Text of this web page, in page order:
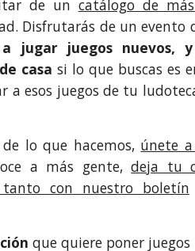
de un catálogo de
Disfrutarás de un evento
jugar juegos nuevos,
casa si lo que buscas es
a esos juegos de tu
lo que hacemos, únete
a más gente,deja tu
con nuestro boletín
que quiere poner juegos